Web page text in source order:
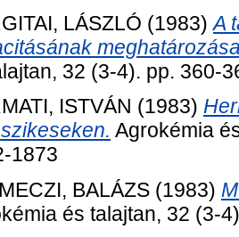
LÁSZLÓ (1983)A
32 (3-4). pp. 360-
ISTVÁN (1983)
Agrokémia
1873
BALÁZS (1983)
és talajtan, 32 (3-